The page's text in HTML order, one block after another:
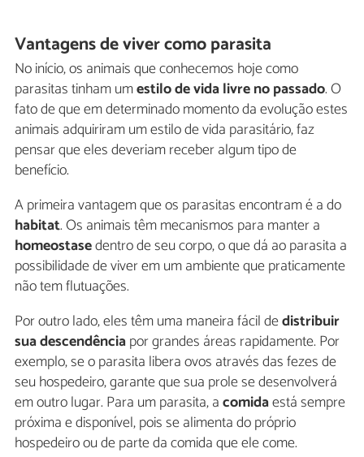
Vantagens de viver como parasita
No início, os animais que conhecemos hoje como
parasitas tinham umestilo de vida livre no passado. O
fato de que em determinado momento da evolução estes
animais adquiriram um estilo de vida parasitário, faz
pensar que eles deveriam receber algum tipo de
benefício.
A primeira vantagem que os parasitas encontram é a do
habitat. Os animais têm mecanismos para manter a
homeostasedentro de seu corpo, o que dá ao parasita a
possibilidade de viver em um ambiente que praticamente
não tem flutuações.
Por outro lado, eles têm uma maneira fácil dedistribuir
sua descendênciapor grandes áreas rapidamente. Por
exemplo, se o parasita libera ovos através das fezes de
seu hospedeiro, garante que sua prole se desenvolverá
em outro lugar. Para um parasita, acomidaestá sempre
próxima e disponível, pois se alimenta do próprio
hospedeiro ou de parte da comida que ele come.